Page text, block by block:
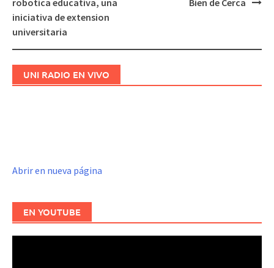
de
entradas
robotica educativa, una
iniciativa de extension
universitaria
Bien de Cerca
UNI RADIO EN VIVO
Abrir en nueva página
EN YOUTUBE